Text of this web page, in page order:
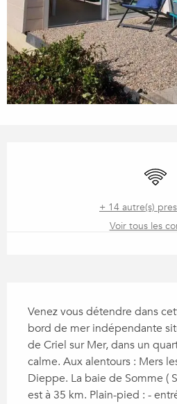
WiFi
+ 14 autre(s)
Voir tous les
Venez vous détendre dans
bord de mer indépendante
de Criel sur Mer, dans un
calme. Aux alentours : Mers
Dieppe. La baie de Somme (
est à 35 km. Plain-pied : -